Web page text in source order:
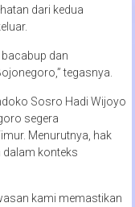
dari kedua
dan
tegasnya.
Sosro Hadi Wijoyo
segera
Menurutnya, hak
dalam konteks
kami memastikan